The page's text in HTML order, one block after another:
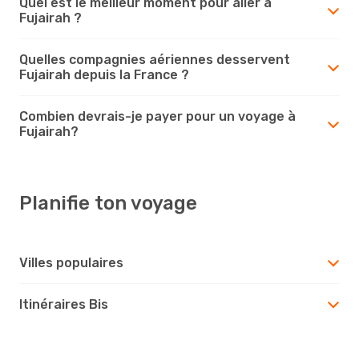
Fujairah ?
Quelles compagnies aériennes desservent
Fujairah depuis la France ?
Combien devrais-je payer pour un voyage à
Fujairah?
Planifie ton voyage
Villes populaires
Itinéraires Bis